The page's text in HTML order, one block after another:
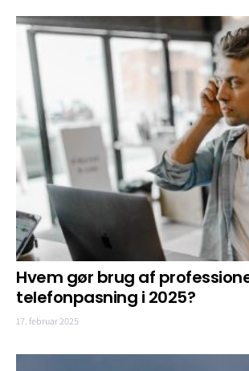
Hvem gør brug af
telefonpasning i 2025?
17. februar 2025